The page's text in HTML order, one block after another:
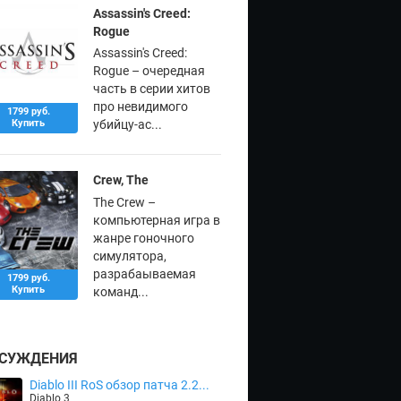
1799 руб.
Купить
Assassin's Creed:
Rogue
Assassin's Creed:
Rogue – очередная
часть в серии хитов
про невидимого
убийцу-ас...
1799 руб.
Купить
Crew, The
The Crew –
компьютерная игра в
жанре гоночного
симулятора,
разрабаываемая
команд...
Diablo III RoS обзор патча 2.2...
Diablo 3